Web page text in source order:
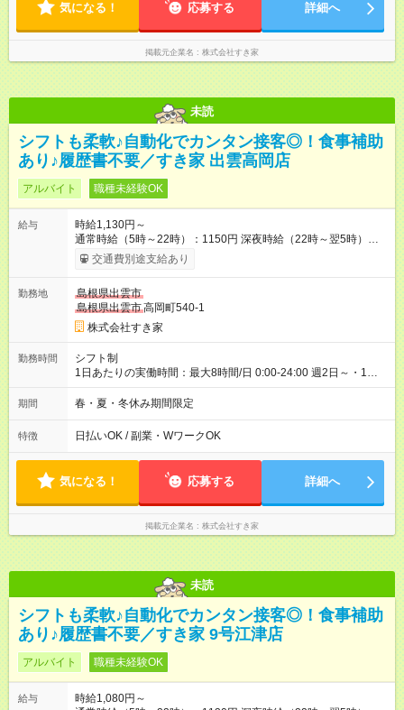
気になる！ 応募する 詳細へ
掲載元企業名 株式会社すき家
未読
シフトも柔軟♪自動化でカンタン接客◎！食事補助
あり♪履歴書不要／すき家 出雲高岡店
アルバイト 職種未経験OK
給与
時給1,130円～
通常時給（5時～22時）：1150円 深夜時給（22時～翌5時）：
1438円 高校生時給：1130円 【特別手当】早朝手当（5：00-9：
00）時給+150円 【試用期間】試用期間あり 試用期間の長さ：1
30日（※条件変更なし）ですが、切り上げで一ヶ月とさせてい
ただきます。 研修制度あり：15時間(研修中も同時給）
交通費別途支給あり
勤務地
島根県出雲市
島根県出雲市高岡町540-1
株式会社すき家
勤務時間
シフト制
1日あたりの実働時間：最大8時間/日 0:00-24:00 週2日～・1日
2h～OK ＜シフト例＞ 〇朝帯 5:00-9:00 〇昼帯 9:00-14:00 〇午
後帯 14:00-18:00 〇夜帯 18:00-22:00 〇深夜帯 22:00-翌5:00 基
ます♪
期間 春・夏・冬休み期間限定
特徴 日払いOK / 副業・WワークOK
気になる！ 応募する 詳細へ
掲載元企業名 株式会社すき家
未読
シフトも柔軟♪自動化でカンタン接客◎！食事補助
あり♪履歴書不要／すき家 9号江津店
アルバイト 職種未経験OK
給与
時給1,080円～